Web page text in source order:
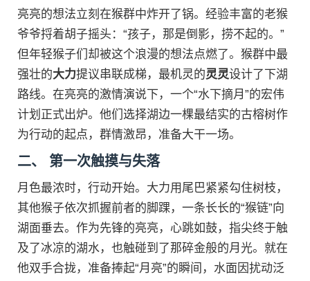
亮亮的想法立刻在猴群中炸开了锅。经验丰富的老猴
爷爷捋着胡子摇头：“孩子，那是倒影，捞不起的。”
但年轻猴子们却被这个浪漫的想法点燃了。猴群中最
强壮的大力提议串联成梯，最机灵的灵灵设计了下湖
路线。在亮亮的激情演说下，一个“水下摘月”的宏伟
计划正式出炉。他们选择湖边一棵最结实的古榕树作
为行动的起点，群情激昂，准备大干一场。
二、 第一次触摸与失落
月色最浓时，行动开始。大力用尾巴紧紧勾住树枝，
其他猴子依次抓握前者的脚踝，一条长长的“猴链”向
湖面垂去。作为先锋的亮亮，心跳如鼓，指尖终于触
及了冰凉的湖水，也触碰到了那碎金般的月光。就在
他双手合拢，准备捧起“月亮”的瞬间，水面因扰动泛